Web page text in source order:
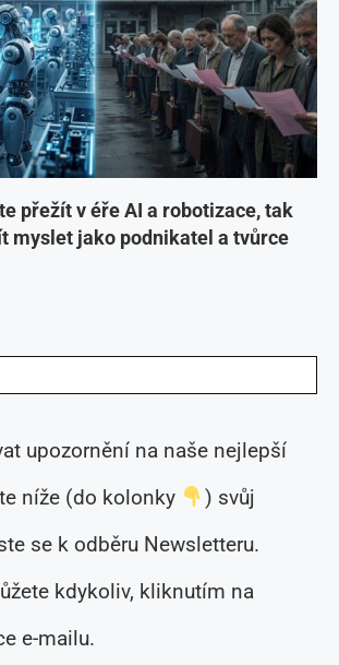
přežít v éře AI a robotizace, tak
myslet jako podnikatel a tvůrce
upozornění na naše nejlepší
níže (do kolonky
) svůj
se k odběru Newsletteru.
kdykoliv, kliknutím na
e-mailu.